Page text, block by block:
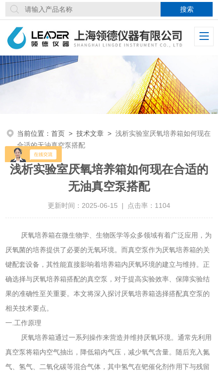
当前位置：首页 >技术文章 >浅析实验室厌氧培养箱如何现在
合适的无油真空泵搭配
浅析实验室厌氧培养箱如何现在合适的
无油真空泵搭配
更新时间：2025-06-15 | 点击率：1104
厌氧培养箱在微生物学、生物医学等众多领域有着广泛应用，为
厌氧菌的培养提供了必要的无氧环境。而真空泵作为厌氧培养箱的关
键配套设备，其性能直接影响着培养箱内厌氧环境的建立与维持。正
确选择与厌氧培养箱搭配的真空泵，对于提高实验效率、保障实验结
果的准确性至关重要。本文将深入探讨厌氧培养箱选择搭配真空泵的
相关技术要点。
一.工作原理
厌氧培养箱通过一系列操作来营造并维持厌氧环境。通常先利用
真空泵将箱内空气抽出，降低箱内气压，减少氧气含量。随后充入氮
气、氢气、二氧化碳等混合气体，其中氢气在钯催化剂作用下与残留